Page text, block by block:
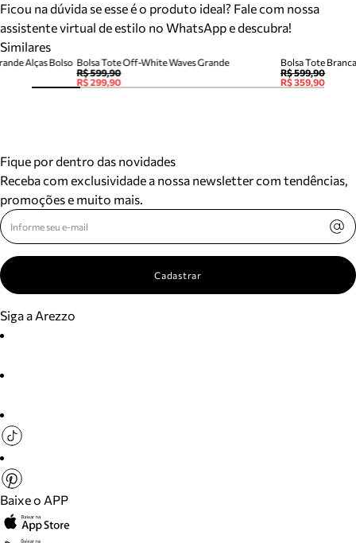
Ficou na dúvida se esse é o produto ideal? Fale com nossa
assistente virtual de estilo no WhatsApp e descubra!
Similares
Bolsa Tote Off-White Waves Grande
R$ 599,90
R$ 299,90
Bolsa Tote
R$ 599,90
R$ 359,90
Alças Bolso
Fique por dentro das novidades
Receba com exclusividade a nossa newsletter com tendências,
promoções e muito mais.
Cadastrar
Siga a Arezzo
Baixe o APP